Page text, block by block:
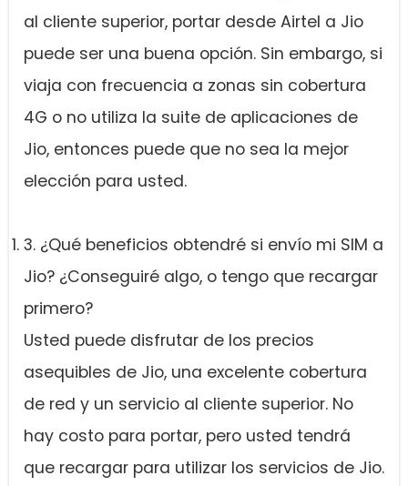
al cliente superior, portar desde Airtel a Jio
puede ser una buena opción. Sin embargo, si
viaja con frecuencia a zonas sin cobertura
4G o no utiliza la suite de aplicaciones de
Jio, entonces puede que no sea la mejor
elección para usted.
3. ¿Qué beneficios obtendré si envío mi SIM a
Jio? ¿Conseguiré algo, o tengo que recargar
primero?
Usted puede disfrutar de los precios
asequibles de Jio, una excelente cobertura
de red y un servicio al cliente superior. No
hay costo para portar, pero usted tendrá
que recargar para utilizar los servicios de Jio.